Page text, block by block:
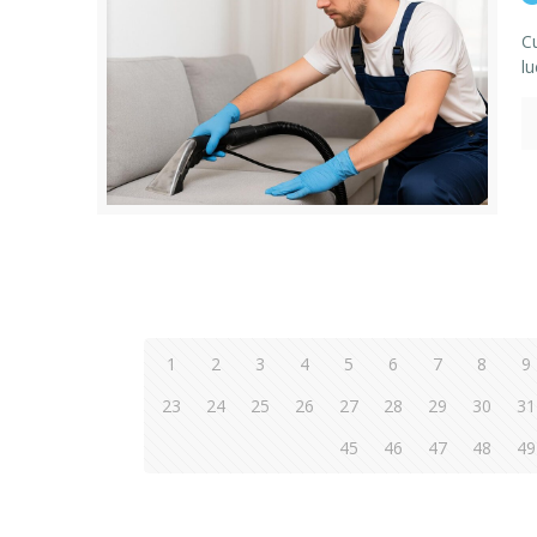
1 2 3 4 5 6 7 8
9
23
24 25 26 27 28 29 30
31
45
46 47 48 49